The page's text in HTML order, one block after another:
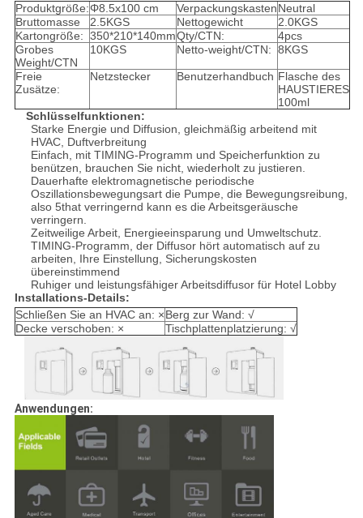
Produktgröße:Φ8.5x100 cm VerpackungskastenNeutral
Bruttomasse
2.5KGS Nettogewicht
2.0KGS
Kartongröße: 350*210*140mmQty/CTN:
4pcs
Grobes
Weight/CTN
10KGS Netto-weight/CTN: 8KGS
Freie
Zusätze:
Netzstecker Benutzerhandbuch Flasche des
HAUSTIERES
100ml
Schlüsselfunktionen:
Starke Energie und Diffusion, gleichmäßig arbeitend mit
HVAC, Duftverbreitung
Einfach, mit TIMING-Programm und Speicherfunktion zu
benützen, brauchen Sie nicht, wiederholt zu justieren.
Dauerhafte elektromagnetische periodische
Oszillationsbewegungsart die Pumpe, die Bewegungsreibung,
also 5that verringernd kann es die Arbeitsgeräusche
verringern.
Zeitweilige Arbeit, Energieeinsparung und Umweltschutz.
TIMING-Programm, der Diffusor hört automatisch auf zu
arbeiten, Ihre Einstellung, Sicherungskosten
übereinstimmend
Ruhiger und leistungsfähiger Arbeitsdiffusor für Hotel Lobby
Installations-Details:
Schließen Sie an HVAC an: ×Berg zur Wand: √
Decke verschoben: ×
Tischplattenplatzierung: √
Anwendungen: